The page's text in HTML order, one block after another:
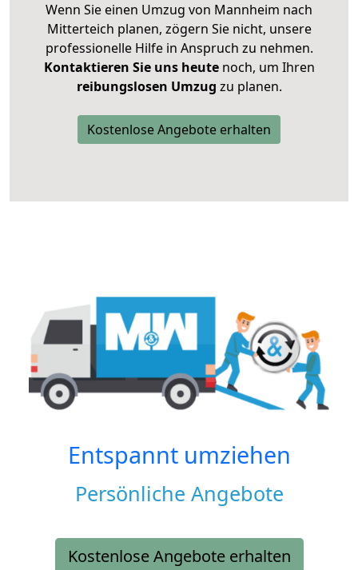
Wenn Sie einen Umzug von Mannheim nach
Mitterteich planen, zögern Sie nicht, unsere
professionelle Hilfe in Anspruch zu nehmen.
Kontaktieren Sie uns heutenoch, um Ihren
reibungslosen Umzug zu planen.
Kostenlose Angebote erhalten
Entspannt umziehen
Persönliche Angebote
Kostenlose Angebote erhalten